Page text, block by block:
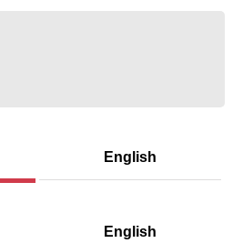
English
English